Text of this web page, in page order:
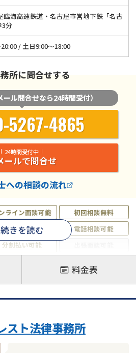
ライン面談可能
初回相談無料
時以降電話可能
電話相談可能
分割払い可能
自己破産
任意整理
住宅ローン
消費者金融・サラ金
続きを読む
臨海高速鉄道・名古屋市営地下鉄「名古
3分
/ 土日9:00〜18:00
所に問合せする
ール問合せなら24時間受付）
5267-4865
24時間受付中
ールで問合せ
への相談の流れ
料金表
スト法律事務所